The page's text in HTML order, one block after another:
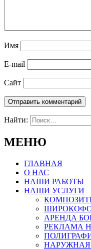
Имя
E-mail
Сайт
Найти:
МЕНЮ
ГЛАВНАЯ
О НАС
НАШИ РАБОТЫ
НАШИ УСЛУГИ
АРЕНДА
РЕКЛАМА